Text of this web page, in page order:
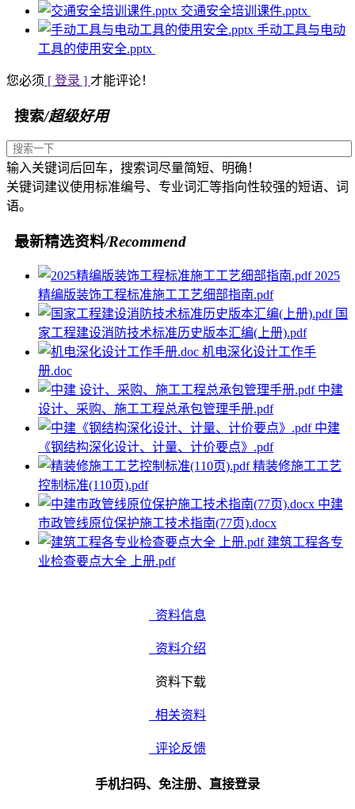
交通安全培训课件.pptx
手动工具与电动
工具的使用安全.pptx
您必须 [ 登录 ] 才能评论！
搜索/超级好用
输入关键词后回车，搜索词尽量简短、明确！
关键词建议使用标准编号、专业词汇等指向性较强的短语、词
语。
最新精选资料/Recommend
2025
精编版装饰工程标准施工工艺细部指南.pdf
国
家工程建设消防技术标准历史版本汇编(上册).pdf
机电深化设计工作手
册.doc
中建
设计、采购、施工工程总承包管理手册.pdf
中建
《钢结构深化设计、计量、计价要点》.pdf
精装修施工工艺
控制标准(110页).pdf
中建
市政管线原位保护施工技术指南(77页).docx
建筑工程各专
业检查要点大全 上册.pdf
资料信息
资料介绍
资料下载
相关资料
评论反馈
手机扫码、免注册、直接登录